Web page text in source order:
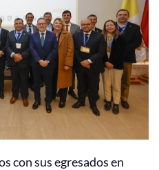
con sus egresados en